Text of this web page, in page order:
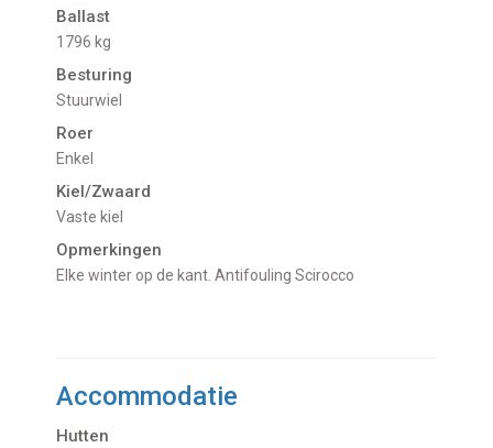
Ballast
1796 kg
Besturing
Stuurwiel
Roer
Enkel
Kiel/Zwaard
vaste kiel
Opmerkingen
Elke winter op de kant. Antifouling Scirocco
Accommodatie
Hutten